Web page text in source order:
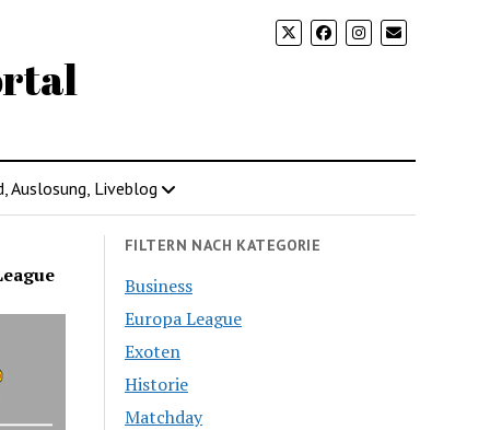
Auslosung, Liveblog
FILTERN NACH KATEGORIE
Business
Europa League
Exoten
Historie
Matchday